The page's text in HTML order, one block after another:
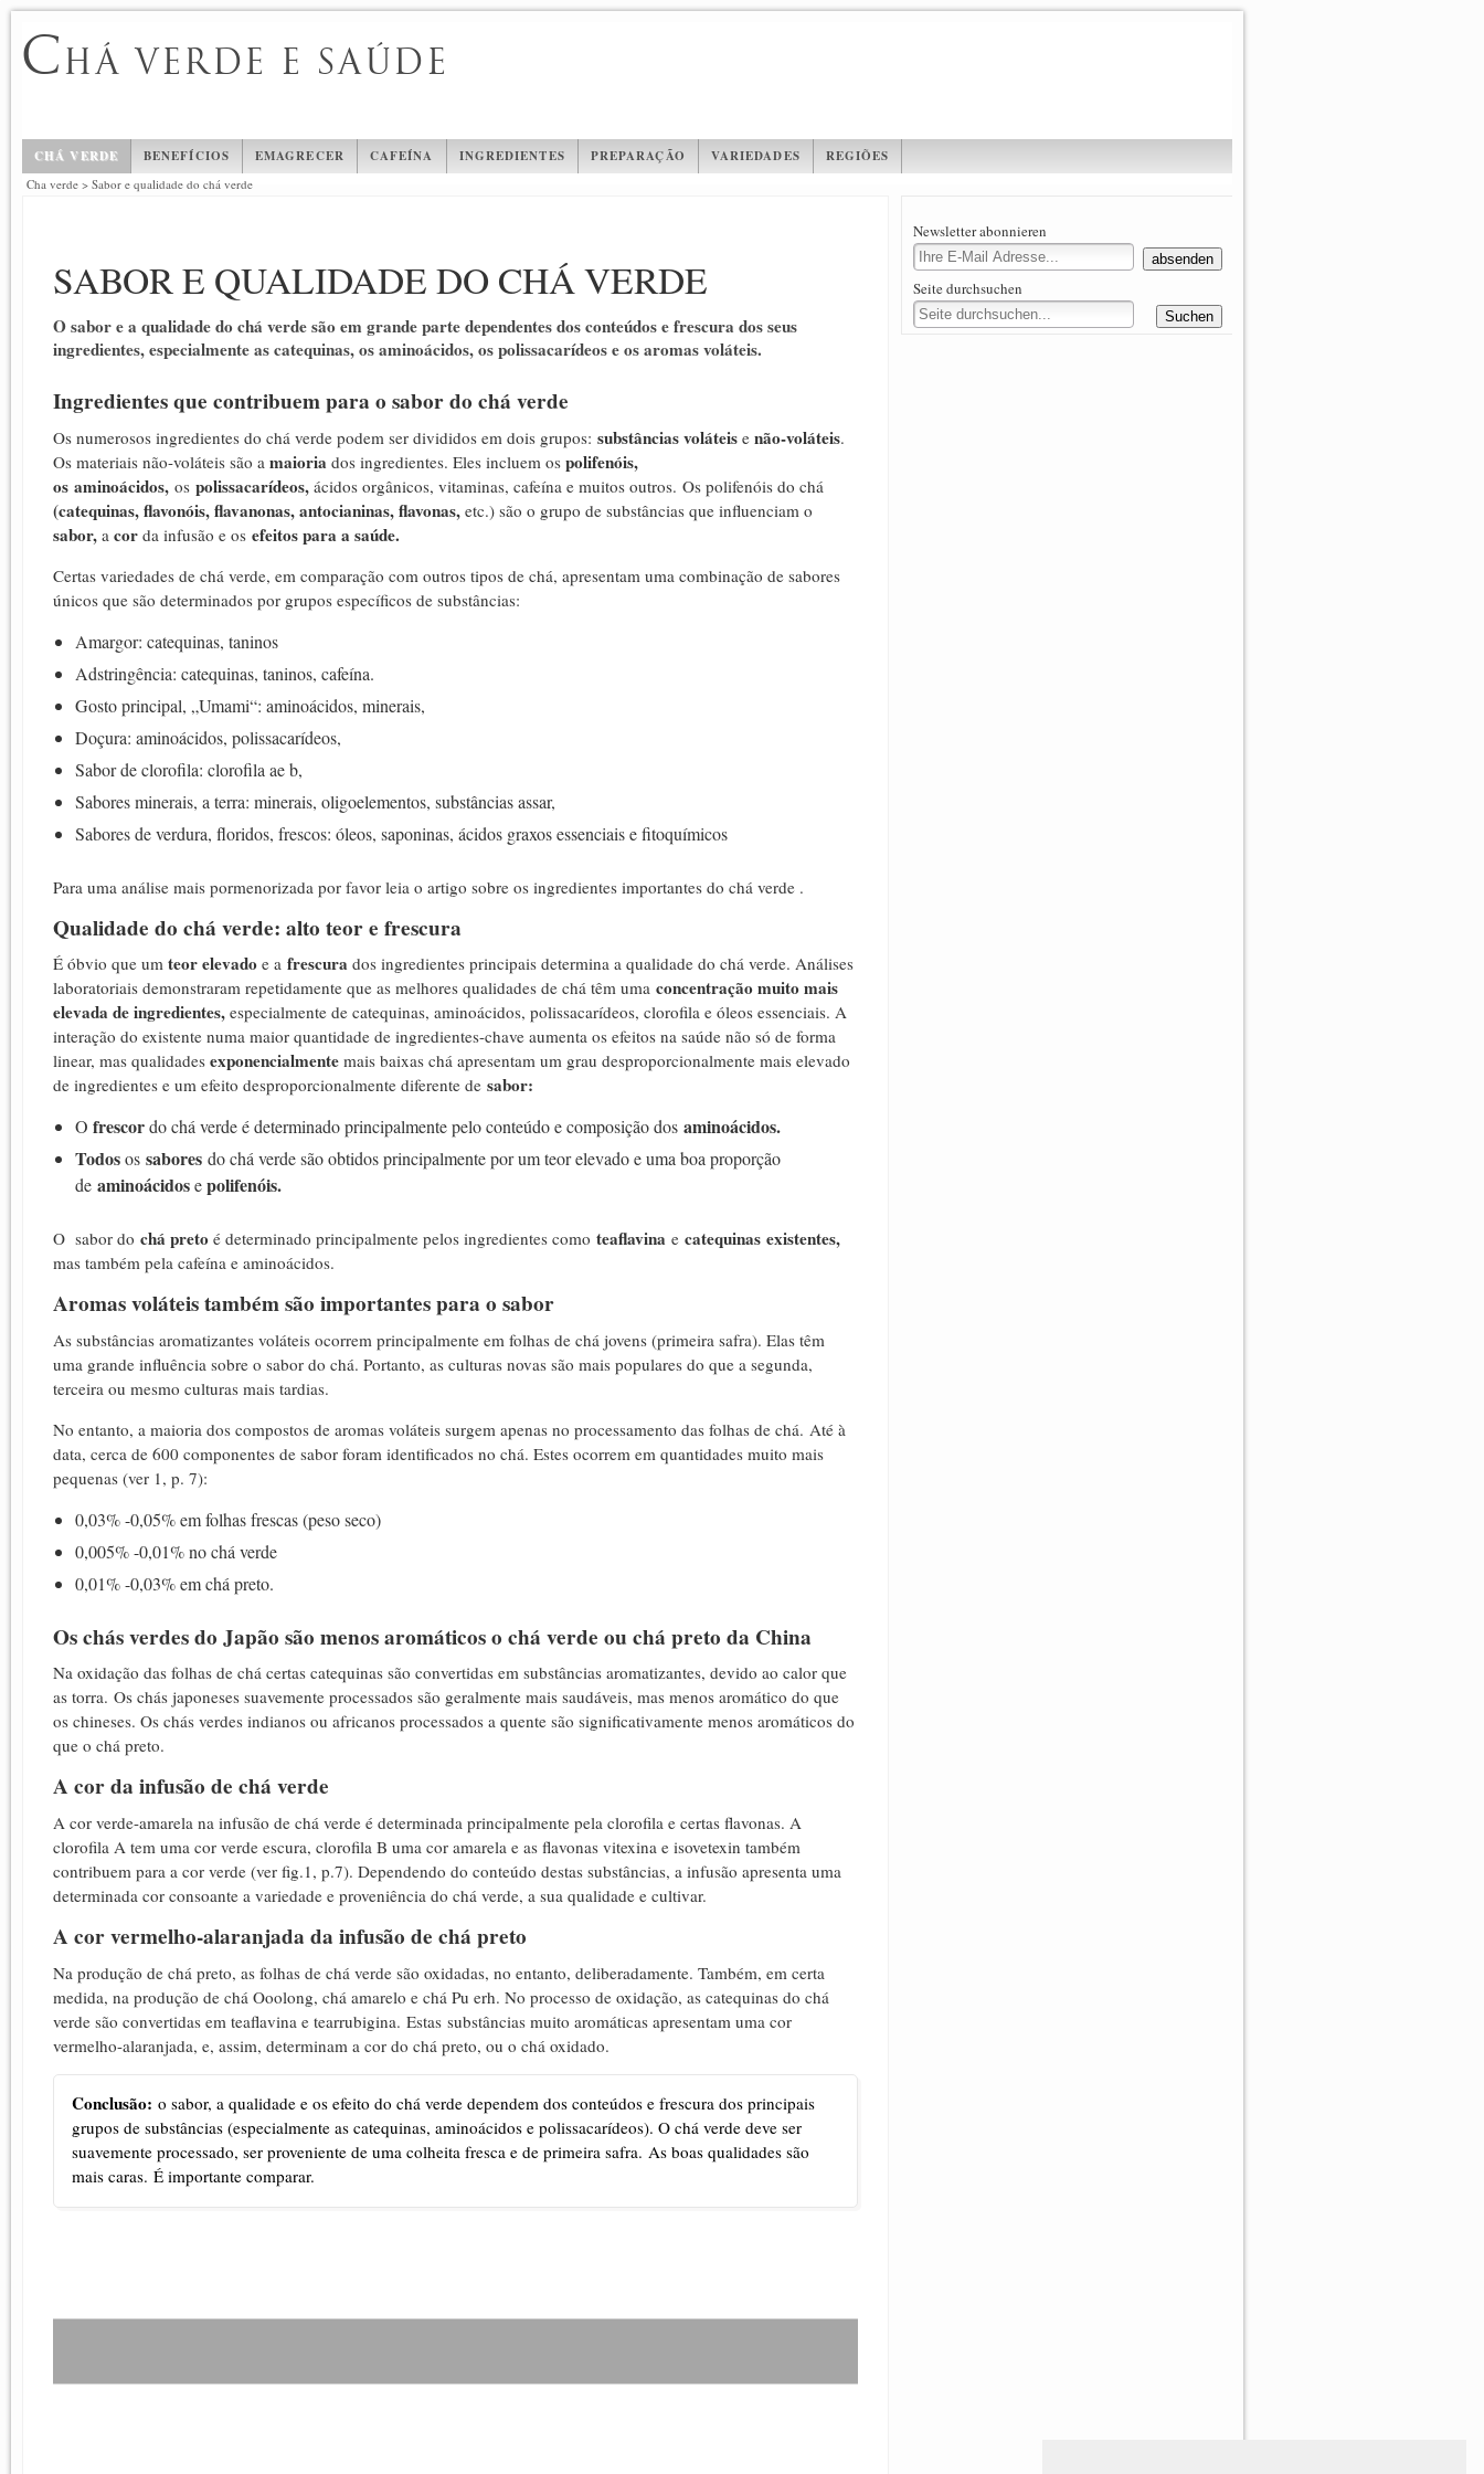
CHÁ VERDE E SAÚDE
CHÁ VERDE BENEFÍCIOS EMAGRECER CAFEÍNA INGREDIENTES PREPARAÇÃO VARIEDADES REGIÕES
Cha verde > Sabor e qualidade do chá verde
SABOR E QUALIDADE DO CHÁ VERDE
O sabor e a qualidade do chá verde são em grande parte dependentes dos conteúdos e frescura dos seus
ingredientes, especialmente as catequinas, os aminoácidos, os polissacarídeos e os aromas voláteis.
Ingredientes que contribuem para o sabor do chá verde
Os numerosos ingredientes do chá verde podem ser divididos em dois grupos: substânciasvoláteis e não-voláteis.
Os materiais não-voláteis são a maioria dos ingredientes. Eles incluem os polifenóis,
os aminoácidos, os polissacarídeos, ácidos orgânicos, vitaminas, cafeína e muitos outros. Os polifenóis do chá
(catequinas,flavonóis,flavanonas,antocianinas,flavonas, etc.) são o grupo de substâncias que influenciam o
sabor, a cor da infusão e os efeitos para a saúde.
Certas variedades de chá verde, em comparação com outros tipos de chá, apresentam uma combinação de sabores
únicos que são determinados por grupos específicos de substâncias:
Amargor: catequinas, taninos
Adstringência: catequinas, taninos, cafeína.
Gosto principal, „Umami“: aminoácidos, minerais,
Doçura: aminoácidos, polissacarídeos,
Sabor de clorofila: clorofila ae b,
Sabores minerais, a terra: minerais, oligoelementos, substâncias assar,
Sabores de verdura, floridos, frescos: óleos, saponinas, ácidos graxos essenciais e fitoquímicos
Para uma análise mais pormenorizada por favor leia o artigo sobre os ingredientes importantes do chá verde .
Qualidade do chá verde: alto teor e frescura
É óbvio que um teor elevado e a frescura dos ingredientes principais determina a qualidade do chá verde. Análises
laboratoriais demonstraram repetidamente que as melhores qualidades de chá têm uma concentração muito mais
elevada de ingredientes, especialmente de catequinas, aminoácidos, polissacarídeos, clorofila e óleos essenciais. A
interação do existente numa maior quantidade de ingredientes-chave aumenta os efeitos na saúde não só de forma
linear, mas qualidades exponencialmente mais baixas chá apresentam um grau desproporcionalmente mais elevado
de ingredientes e um efeito desproporcionalmente diferente de sabor:
O frescordo chá verde é determinado principalmente pelo conteúdo e composição dos aminoácidos.
Todosos sabores do chá verde são obtidos principalmente por um teor elevado e uma boa proporção
de aminoácidosepolifenóis.
O sabor do chá preto é determinado principalmente pelos ingredientes como teaflavina e catequinas existentes,
mas também pela cafeína e aminoácidos.
Aromas voláteis também são importantes para o sabor
As substâncias aromatizantes voláteis ocorrem principalmente em folhas de chá jovens (primeira safra). Elas têm
uma grande influência sobre o sabor do chá. Portanto, as culturas novas são mais populares do que a segunda,
terceira ou mesmo culturas mais tardias.
No entanto, a maioria dos compostos de aromas voláteis surgem apenas no processamento das folhas de chá. Até à
data, cerca de 600 componentes de sabor foram identificados no chá. Estes ocorrem em quantidades muito mais
pequenas (ver 1, p. 7):
0,03% -0,05% em folhas frescas (peso seco)
0,005% -0,01% no chá verde
0,01% -0,03% em chá preto.
Os chás verdes do Japão são menos aromáticos o chá verde ou chá preto da China
Na oxidação das folhas de chá certas catequinas são convertidas em substâncias aromatizantes, devido ao calor que
as torra. Os chás japoneses suavemente processados ​​são geralmente mais saudáveis, mas menos aromático do que
os chineses. Os chás verdes indianos ou africanos processados ​​a quente são significativamente menos aromáticos do
que o chá preto.
A cor da infusão de chá verde
A cor verde-amarela na infusão de chá verde é determinada principalmente pela clorofila e certas flavonas. A
clorofila A tem uma cor verde escura, clorofila B uma cor amarela e as flavonas vitexina e isovetexin também
contribuem para a cor verde (ver fig.1, p.7). Dependendo do conteúdo destas substâncias, a infusão apresenta uma
determinada cor consoante a variedade e proveniência do chá verde, a sua qualidade e cultivar.
A cor vermelho-alaranjada da infusão de chá preto
Na produção de chá preto, as folhas de chá verde são oxidadas, no entanto, deliberadamente. Também, em certa
medida, na produção de chá Ooolong, chá amarelo e chá Pu erh. No processo de oxidação, as catequinas do chá
verde são convertidas em teaflavina e tearrubigina. Estas substâncias muito aromáticas apresentam uma cor
vermelho-alaranjada, e, assim, determinam a cor do chá preto, ou o chá oxidado.
Conclusão: o sabor, a qualidade e os efeito do chá verde dependem dos conteúdos e frescura dos principais
grupos de substâncias (especialmente as catequinas, aminoácidos e polissacarídeos). O chá verde deve ser
suavemente processado, ser proveniente de uma colheita fresca e de primeira safra. As boas qualidades são
mais caras. É importante comparar.
Newsletter abonnieren
Seite durchsuchen